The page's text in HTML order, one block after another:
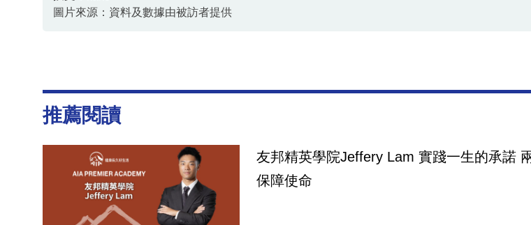
圖片來源：資料及數據由被訪者提供
推薦閱讀
友邦精英學院Jeffery Lam 實踐一生的承諾
保障使命